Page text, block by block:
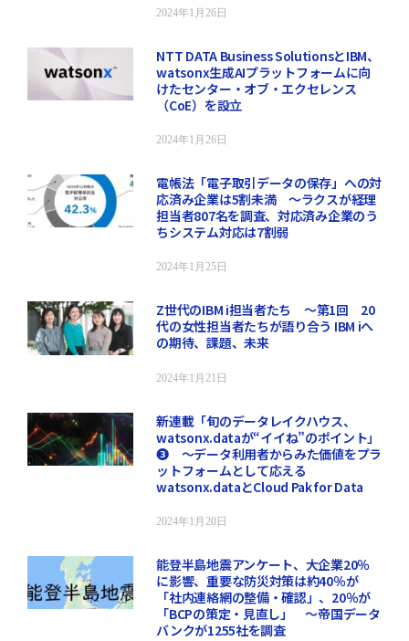
2024年1月26日
NTT DATA Business SolutionsとIBM、
watsonx生成AIプラットフォームに向
けたセンター・オブ・エクセレンス
（CoE）を設立
2024年1月26日
電帳法「電子取引データの保存」への対
応済み企業は5割未満 ～ラクスが経理
担当者807名を調査、対応済み企業のう
ちシステム対応は7割弱
2024年1月25日
Z世代のIBM i担当者たち ～第1回 20
代の女性担当者たちが語り合う IBM iへ
の期待、課題、未来
2024年1月21日
新連載「旬のデータレイクハウス、
watsonx.dataが“イイね”のポイント」
❸ ～データ利用者からみた価値をプラ
ットフォームとして応える
watsonx.dataとCloud Pak for Data
2024年1月20日
能登半島地震アンケート、大企業20％
に影響、重要な防災対策は約40％が
「社内連絡網の整備・確認」、20％が
「BCPの策定・見直し」 ～帝国データ
バンクが1255社を調査